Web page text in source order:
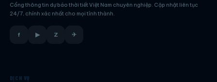
Cổng thông tin dự báo thời tiết Việt Nam chuyên nghiệp. Cập nhật liên tục
24/7, chính xác nhất cho mọi tỉnh thành.
f ▶ Z ✈
DỊCH VỤ